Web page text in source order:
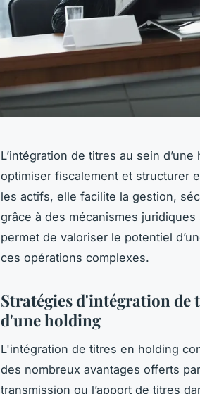
L’intégration de titres au sein
optimiser fiscalement et structurer
les actifs, elle facilite la gestion,
grâce à des mécanismes
permet de valoriser le potentiel
ces opérations complexes.
Stratégies d'intégration de
d'une holding
L'intégration de titres en holding
des nombreux avantages offerts
transmission ou l’apport de titres